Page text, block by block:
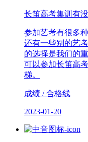
长笛高考集训有
参加艺考有很多
还有一些别的艺
的选择是我们的
可以参加长笛高
梯。
成绩 / 合格线
2023-01-20